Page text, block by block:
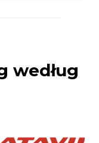
według